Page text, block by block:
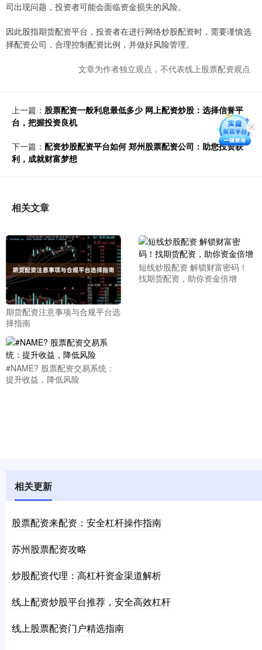
司出现问题，投资者可能会面临资金损失的风险。
因此股指期货配资平台，投资者在进行网络炒股配资时，需要谨慎选
择配资公司，合理控制配资比例，并做好风险管理。
文章为作者独立观点，不代表线上股票配资观点
上一篇： 股票配资一般利息最低多少 网上配资炒股：选择信誉平
台，把握投资良机
下一篇： 配资炒股配资平台如何 郑州股票配资公司：助您投资获
利，成就财富梦想
相关文章
期货配资注意事项与合规平台选
择指南
短线炒股配资 解锁财富密码！
找期货配资，助你资金倍增
#NAME? 股票配资交易系统：
提升收益，降低风险
相关更新
股票配资来配资：安全杠杆操作指南
苏州股票配资攻略
炒股配资代理：高杠杆资金渠道解析
线上配资炒股平台推荐，安全高效杠杆
线上股票配资门户精选指南